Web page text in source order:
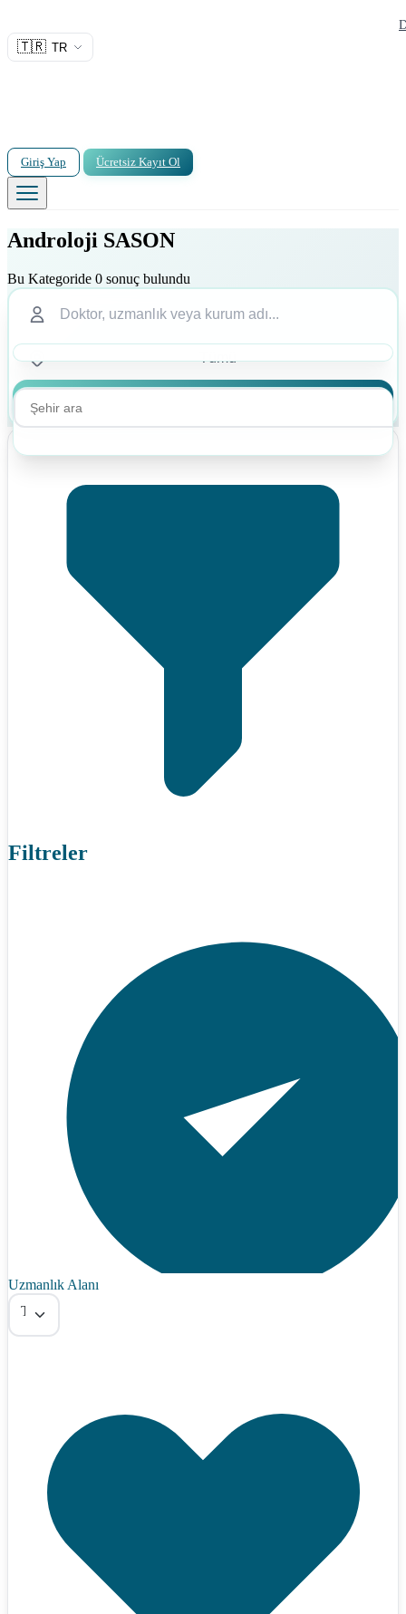
🇹🇷 TR
Giriş Yap Ücretsiz Kayıt Ol
Androloji SASON
Bu Kategoride 0 sonuç bulundu
Filtreler
Uzmanlık Alanı
Tümü